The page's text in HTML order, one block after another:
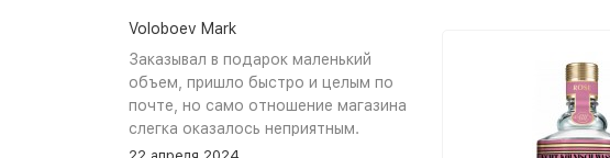
Voloboev Mark
Заказывал в подарок маленький
объем, пришло быстро и целым по
почте, но само отношение магазина
слегка оказалось неприятным.
Сначала обещали связться, но